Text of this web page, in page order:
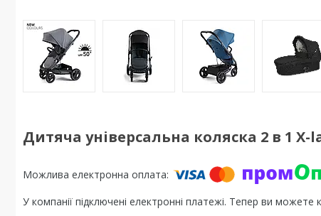
Дитяча універсальна коляска 2 в 1 X-
У компанії підключені електронні платежі. Тепер ви